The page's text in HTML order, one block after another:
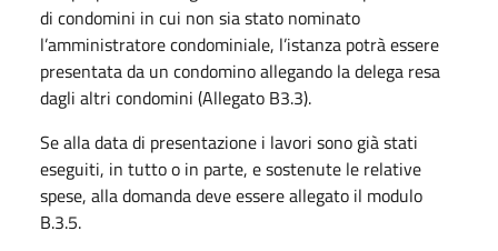
di condomini in cui non sia stato nominato
l’amministratore condominiale, l’istanza potrà essere
presentata da un condomino allegando la delega resa
dagli altri condomini (Allegato B3.3).
Se alla data di presentazione i lavori sono già stati
eseguiti, in tutto o in parte, e sostenute le relative
spese, alla domanda deve essere allegato il modulo
B.3.5.